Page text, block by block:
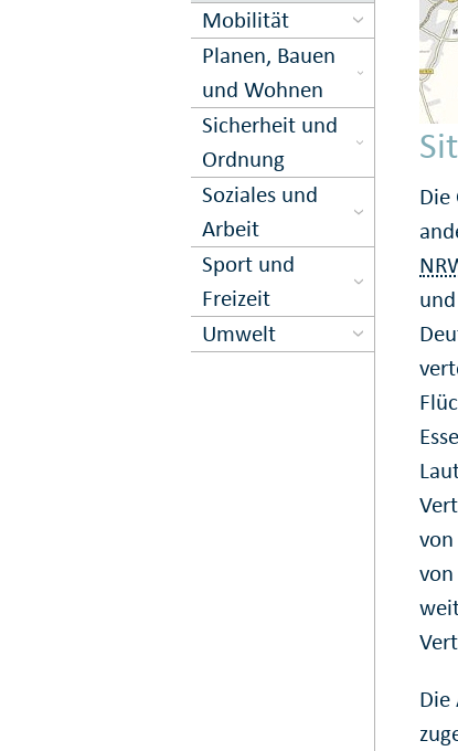
Mobilität
Planen, Bauen
und Wohnen
Sicher­heit und
Ord­nung
Soziales und
Arbeit
Sport und
Freizeit
Umwelt
Die
Die